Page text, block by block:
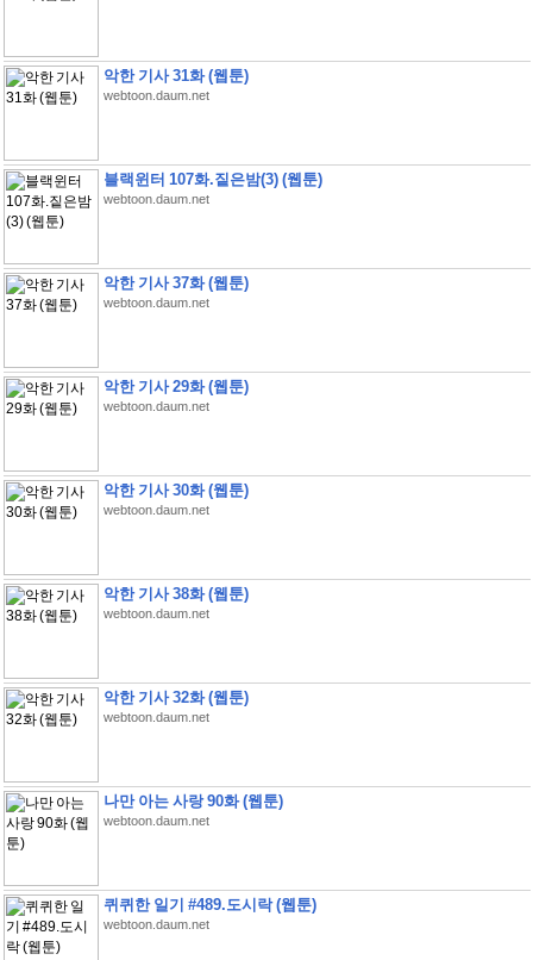
악한 기사 31화 (웹툰)
webtoon.daum.net
블랙윈터 107화.짙은밤(3) (웹툰)
webtoon.daum.net
악한 기사 37화 (웹툰)
webtoon.daum.net
악한 기사 29화 (웹툰)
webtoon.daum.net
악한 기사 30화 (웹툰)
webtoon.daum.net
악한 기사 38화 (웹툰)
webtoon.daum.net
악한 기사 32화 (웹툰)
webtoon.daum.net
나만 아는 사랑 90화 (웹툰)
webtoon.daum.net
퀴퀴한 일기 #489.도시락 (웹툰)
webtoon.daum.net